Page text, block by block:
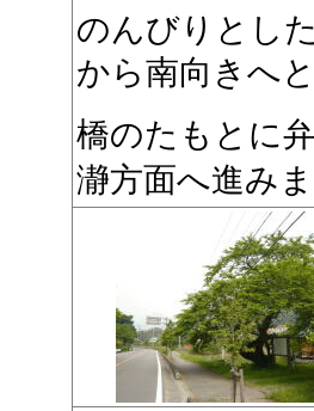
のんびりとし
から南向きへ
橋のたもとに
瀞方面へ進み